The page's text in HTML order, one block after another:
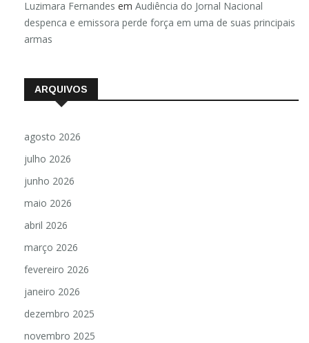
Luzimara Fernandes em Audiência do Jornal Nacional
despenca e emissora perde força em uma de suas principais
armas
ARQUIVOS
agosto 2026
julho 2026
junho 2026
maio 2026
abril 2026
março 2026
fevereiro 2026
janeiro 2026
dezembro 2025
novembro 2025